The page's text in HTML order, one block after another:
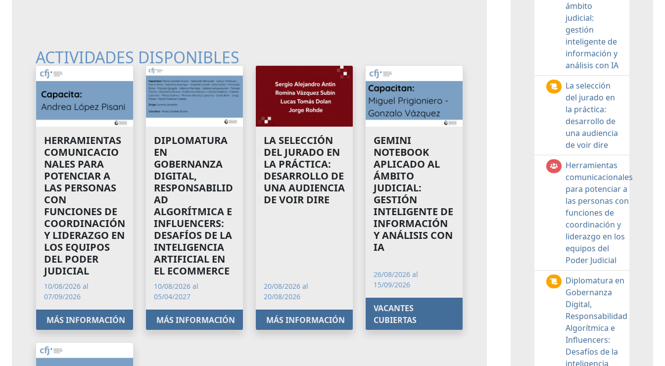
ACTIVIDADES DISPONIBLES
HERRAMIENTAS
COMUNICACIO
NALES PARA
POTENCIAR A
LAS PERSONAS
CON
FUNCIONES DE
COORDINACIÓN
Y LIDERAZGO EN
LOS EQUIPOS
DEL PODER
JUDICIAL
10/08/2026 al
07/09/2026
MÁS INFORMACIÓN
DIPLOMATURA
EN
GOBERNANZA
DIGITAL,
RESPONSABILID
AD
ALGORÍTMICA E
INFLUENCERS:
DESAFÍOS DE LA
INTELIGENCIA
ARTIFICIAL EN
EL ECOMMERCE
10/08/2026 al
05/04/2027
MÁS INFORMACIÓN
LA SELECCIÓN
DEL JURADO EN
LA PRÁCTICA:
DESARROLLO DE
UNA AUDIENCIA
DE VOIR DIRE
20/08/2026 al
20/08/2026
MÁS INFORMACIÓN
GEMINI
NOTEBOOK
APLICADO AL
ÁMBITO
JUDICIAL:
GESTIÓN
INTELIGENTE DE
INFORMACIÓN
Y ANÁLISIS CON
IA
26/08/2026 al
15/09/2026
VACANTES
CUBIERTAS
ámbito
judicial:
gestión
inteligente de
información y
análisis con IA
La selección
del jurado en
la práctica:
desarrollo de
una audiencia
de voir dire
Herramientas
comunicacionales
para potenciar a
las personas con
funciones de
coordinación y
liderazgo en los
equipos del
Poder Judicial
Diplomatura en
Gobernanza
Digital,
Responsabilidad
Algorítmica e
Influencers:
Desafíos de la
inteligencia